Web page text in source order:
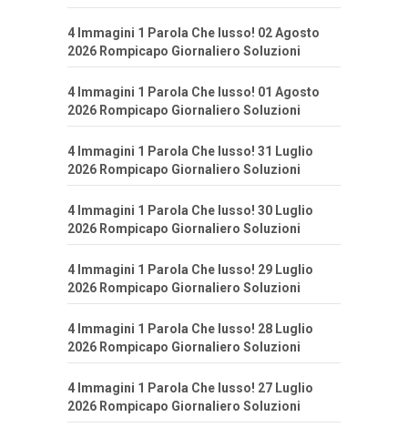
4 Immagini 1 Parola Che lusso! 02 Agosto
2026 Rompicapo Giornaliero Soluzioni
4 Immagini 1 Parola Che lusso! 01 Agosto
2026 Rompicapo Giornaliero Soluzioni
4 Immagini 1 Parola Che lusso! 31 Luglio
2026 Rompicapo Giornaliero Soluzioni
4 Immagini 1 Parola Che lusso! 30 Luglio
2026 Rompicapo Giornaliero Soluzioni
4 Immagini 1 Parola Che lusso! 29 Luglio
2026 Rompicapo Giornaliero Soluzioni
4 Immagini 1 Parola Che lusso! 28 Luglio
2026 Rompicapo Giornaliero Soluzioni
4 Immagini 1 Parola Che lusso! 27 Luglio
2026 Rompicapo Giornaliero Soluzioni